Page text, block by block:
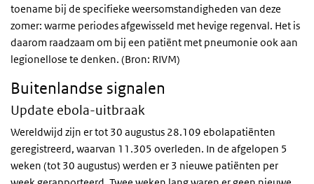
toename bij de specifieke weersomstandigheden van deze
zomer: warme periodes afgewisseld met hevige regenval. Het is
daarom raadzaam om bij een patiënt met pneumonie ook aan
legionellose te denken. (Bron: RIVM)
Buitenlandse signalen
Update ebola-uitbraak
Wereldwijd zijn er tot 30 augustus 28.109 ebolapatiënten
geregistreerd, waarvan 11.305 overleden. In de afgelopen 5
weken (tot 30 augustus) werden er 3 nieuwe patiënten per